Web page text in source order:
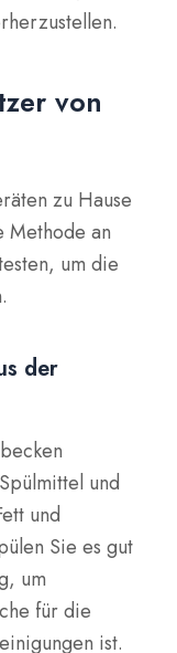
von
zu Hause
Methode an
um die
der
und
und
Sie es gut
um
für die
ist.